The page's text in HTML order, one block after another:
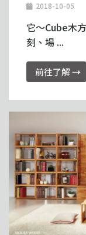
2018-10-05
它～Cube木
刻、場 ...
前往了解 →